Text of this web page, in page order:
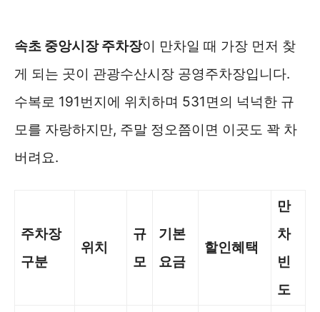
속초 중앙시장 주차장이 만차일 때 가장 먼저 찾
게 되는 곳이 관광수산시장 공영주차장입니다.
수복로 191번지에 위치하며 531면의 넉넉한 규
모를 자랑하지만, 주말 정오쯤이면 이곳도 꽉 차
버려요.
주차장
구분
위치
규
모
기본
요금
할인혜택
만
차
빈
도